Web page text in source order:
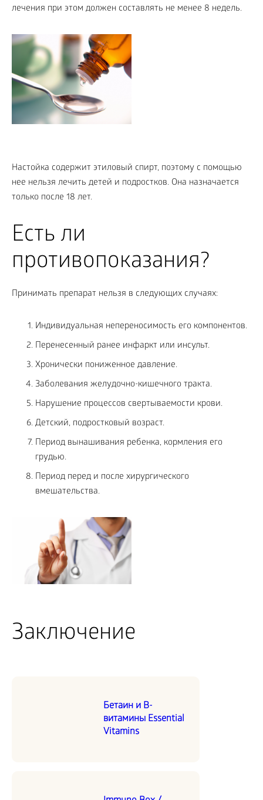
лечения при этом должен составлять не менее 8 недель.
Настойка содержит этиловый спирт, поэтому с помощью
нее нельзя лечить детей и подростков. Она назначается
только после 18 лет.
Есть ли
противопоказания?
Принимать препарат нельзя в следующих случаях:
Индивидуальная непереносимость его компонентов.
Перенесенный ранее инфаркт или инсульт.
Хронически пониженное давление.
Заболевания желудочно-кишечного тракта.
Нарушение процессов свертываемости крови.
Детский, подростковый возраст.
Период вынашивания ребенка, кормления его
грудью.
Период перед и после хирургического
вмешательства.
Заключение
Бетаин и В-
витамины Essential
Vitamins